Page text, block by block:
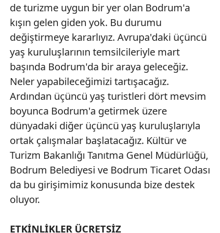
de turizme uygun bir yer olan Bodrum'a
kışın gelen giden yok. Bu durumu
değiştirmeye kararlıyız. Avrupa'daki üçüncü
yaş kuruluşlarının temsilcileriyle mart
başında Bodrum'da bir araya geleceğiz.
Neler yapabileceğimizi tartışacağız.
Ardından üçüncü yaş turistleri dört mevsim
boyunca Bodrum'a getirmek üzere
dünyadaki diğer üçüncü yaş kuruluşlarıyla
ortak çalışmalar başlatacağız. Kültür ve
Turizm Bakanlığı Tanıtma Genel Müdürlüğü,
Bodrum Belediyesi ve Bodrum Ticaret Odası
da bu girişimimiz konusunda bize destek
oluyor.
ETKİNLİKLER ÜCRETSİZ